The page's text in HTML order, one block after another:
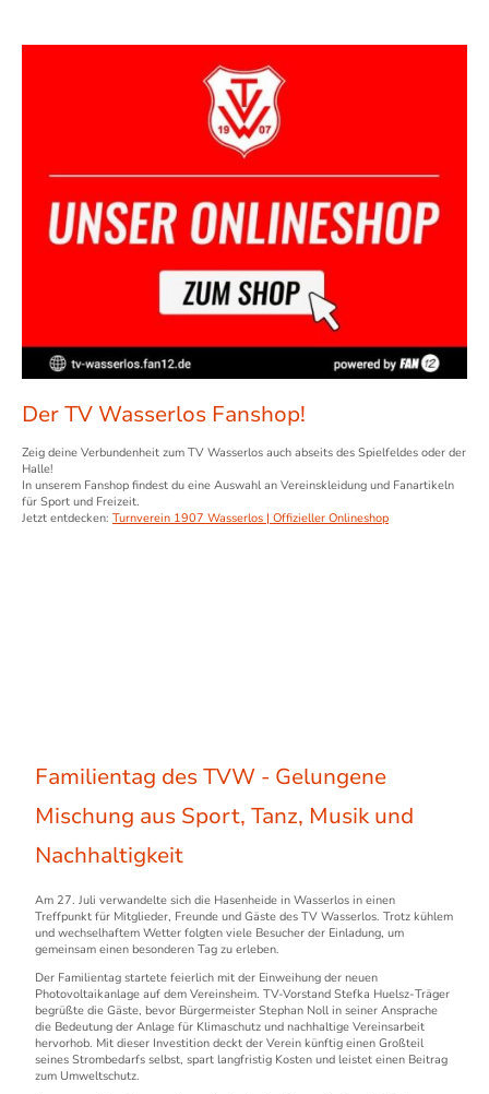
Der TV Wasserlos Fanshop!
Zeig deine Verbundenheit zum TV Wasserlos auch abseits des Spielfeldes oder der
Halle!
In unserem Fanshop findest du eine Auswahl an Vereinskleidung und Fanartikeln
für Sport und Freizeit.
Jetzt entdecken: Turnverein 1907 Wasserlos | Offizieller Onlineshop
Familientag des TVW - Gelungene
Mischung aus Sport, Tanz, Musik und
Nachhaltigkeit
Am 27. Juli verwandelte sich die Hasenheide in Wasserlos in einen
Treffpunkt für Mitglieder, Freunde und Gäste des TV Wasserlos. Trotz kühlem
und wechselhaftem Wetter folgten viele Besucher der Einladung, um
gemeinsam einen besonderen Tag zu erleben.
Der Familientag startete feierlich mit der Einweihung der neuen
Photovoltaikanlage auf dem Vereinsheim. TV-Vorstand Stefka Huelsz-Träger
begrüßte die Gäste, bevor Bürgermeister Stephan Noll in seiner Ansprache
die Bedeutung der Anlage für Klimaschutz und nachhaltige Vereinsarbeit
hervorhob. Mit dieser Investition deckt der Verein künftig einen Großteil
seines Strombedarfs selbst, spart langfristig Kosten und leistet einen Beitrag
zum Umweltschutz.